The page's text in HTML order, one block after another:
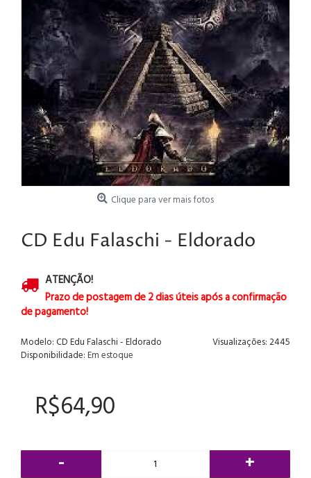
Clique para ver mais fotos
CD Edu Falaschi - Eldorado
ATENÇÃO!
Prazo de postagem de 2 dias úteis após a confirmação
de pagamento!
Visualizações: 2445
Modelo: CD Edu Falaschi - Eldorado
Disponibilidade:Em estoque
R$64,90
- +